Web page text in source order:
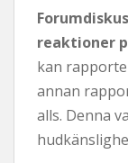
reaktioner
kan
annan
alls. Denna